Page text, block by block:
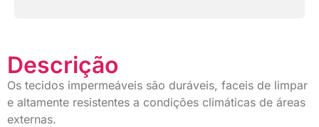
Descrição
Os tecidos impermeáveis são duráveis, faceis de limpar
e altamente resistentes a condições climáticas de áreas
externas.